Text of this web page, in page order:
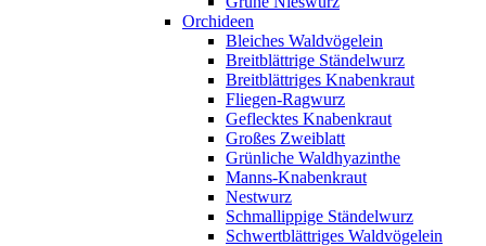
Orchideen
Bleiches Waldvögelein
Breitblättrige Ständelwurz
Breitblättriges Knabenkraut
Fliegen-Ragwurz
Geflecktes Knabenkraut
Großes Zweiblatt
Grünliche Waldhyazinthe
Manns-Knabenkraut
Nestwurz
Schmallippige Ständelwurz
Schwertblättriges Waldvögelein